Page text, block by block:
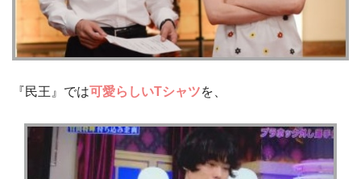
『民王』では可愛らしいTシャツを、